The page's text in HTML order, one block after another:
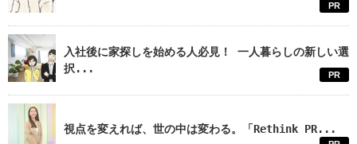
PR
入社後に家探しを始める人必見！ 一人暮らしの新しい選
択...
PR
視点を変えれば、世の中は変わる。「Rethink PR...